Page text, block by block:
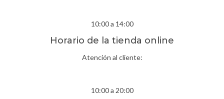
10:00 a 14:00
Horario de la tienda online
Atención al cliente:
10:00 a 20:00